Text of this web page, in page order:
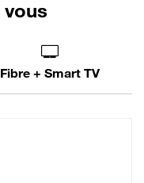
Fibre + Smart TV
Lite Fibre